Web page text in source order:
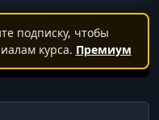
подписку, чтобы
курса. Премиум